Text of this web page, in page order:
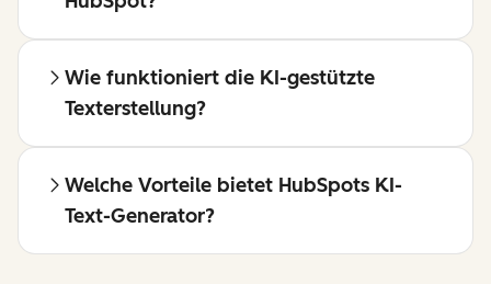
Wie funktioniert die KI-gestützte
Texterstellung?
Welche Vorteile bietet HubSpots KI-
Text-Generator?